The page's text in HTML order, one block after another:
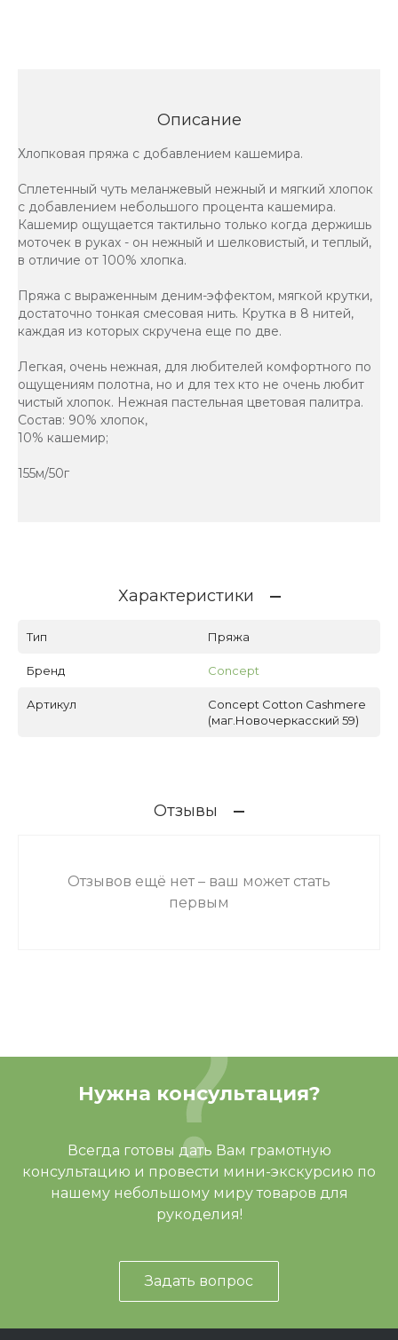
Описание
Хлопковая пряжа с добавлением кашемира.
Сплетенный чуть меланжевый нежный и мягкий хлопок
с добавлением небольшого процента кашемира.
Кашемир ощущается тактильно только когда держишь
моточек в руках - он нежный и шелковистый, и теплый,
в отличие от 100% хлопка.
Пряжа с выраженным деним-эффектом, мягкой крутки,
достаточно тонкая смесовая нить. Крутка в 8 нитей,
каждая из которых скручена еще по две.
Легкая, очень нежная, для любителей комфортного по
ощущениям полотна, но и для тех кто не очень любит
чистый хлопок. Нежная пастельная цветовая палитра.
Состав: 90% хлопок,
10% кашемир;
155м/50г
Характеристики
Тип Пряжа
Бренд Concept
Артикул
Concept Cotton Cashmere
(маг.Новочеркасский 59)
Отзывы
Отзывов ещё нет – ваш может стать
первым
Нужна консультация?
Всегда готовы дать Вам грамотную
консультацию и провести мини-экскурсию по
нашему небольшому миру товаров для
рукоделия!
Задать вопрос